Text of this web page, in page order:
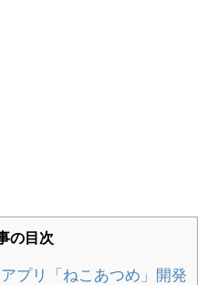
ィー簡単レシピ公開！ママ
の目次
プリ「ねこあつめ」開発